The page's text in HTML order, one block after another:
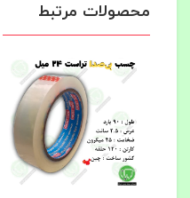
محصولات مرتبط